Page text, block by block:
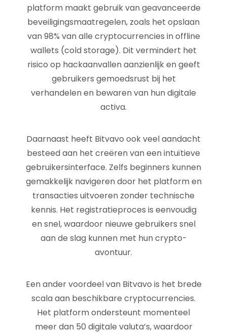
platform maakt gebruik van geavanceerde
beveiligingsmaatregelen, zoals het opslaan
van 98% van alle cryptocurrencies in offline
wallets (cold storage). Dit vermindert het
risico op hackaanvallen aanzienlijk en geeft
gebruikers gemoedsrust bij het
verhandelen en bewaren van hun digitale
activa.
Daarnaast heeft Bitvavo ook veel aandacht
besteed aan het creëren van een intuïtieve
gebruikersinterface. Zelfs beginners kunnen
gemakkelijk navigeren door het platform en
transacties uitvoeren zonder technische
kennis. Het registratieproces is eenvoudig
en snel, waardoor nieuwe gebruikers snel
aan de slag kunnen met hun crypto-
avontuur.
Een ander voordeel van Bitvavo is het brede
scala aan beschikbare cryptocurrencies.
Het platform ondersteunt momenteel
meer dan 50 digitale valuta’s, waardoor